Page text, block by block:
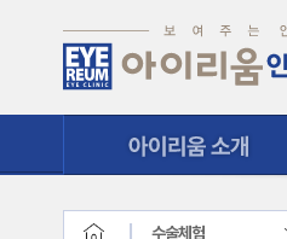
시력교정클리닉
수술체험